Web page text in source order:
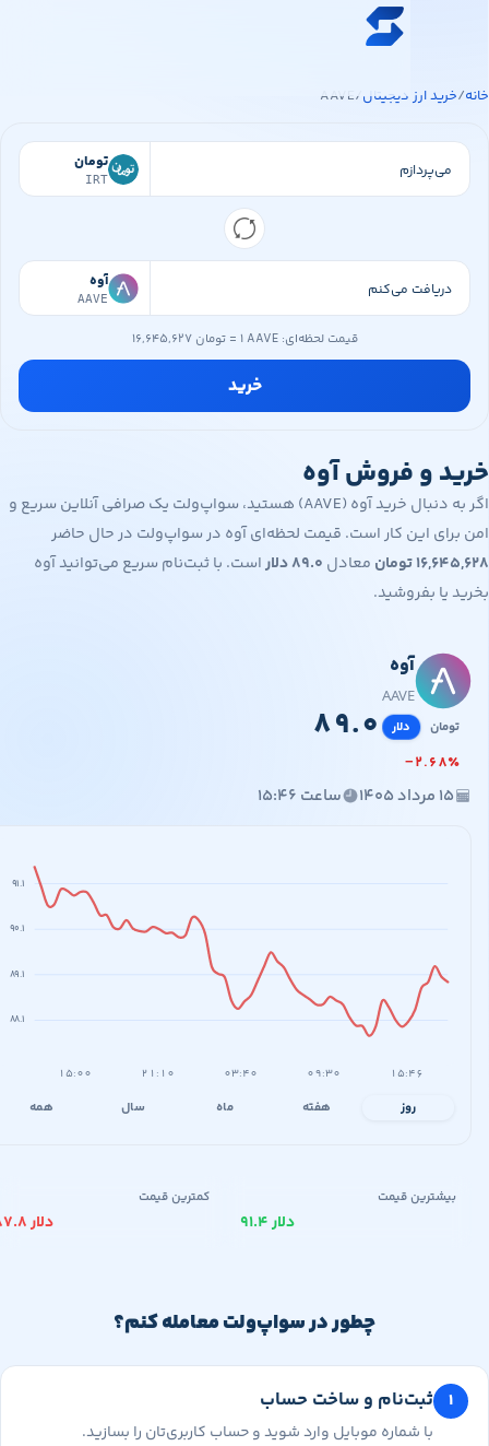
محتوای اصلی
خرید ارز دیجیتال
قیمت ارز دیجیتال
سواپ‌مگ
ارز دیجیتال/
AAVE
و فروش آوه
اگر به دنبال خرید آوه (AAVE) هستید، سواپ‌ولت یک صرافی آنلاین سریع و
این کار است. قیمت لحظه‌ای آوه در سواپ‌ولت در حال حاضر
تومانمعادل۸۹.۰دلاراست. با ثبت‌نام سریع می‌توانید آوه
بفروشید.
تومان
IRT
آوه
AAVE
قیمت لحظه‌ای:۱ AAVE=۱۶,۶۴۵,۶۲۷ تومان
آوه
AAVE
دلار ۸۹.۰
−۲
ساعت ۱۵:۴۶
۹۱.۱
قیمت کمترین قیمت
چطور در سواپ‌ولت معامله کنم؟
ثبت‌نام و ساخت حساب
با شماره موبایل وارد شوید و حساب کاربری‌تان را بسازید.